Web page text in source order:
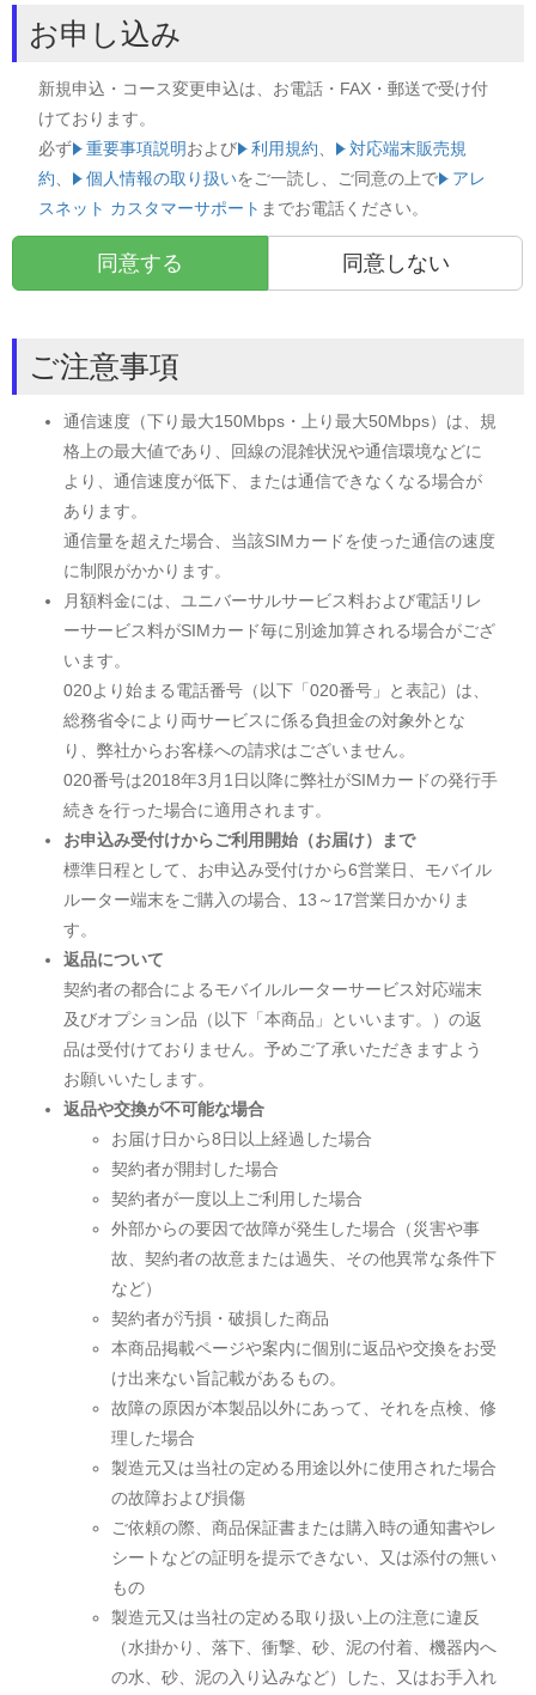
お申し込み
新規申込・コース変更申込は、お電話・FAX・郵送で受け付
けております。
必ず
重要事項説明および 利用規約
対応端末販売規
約
個人情報の取り扱いをご一読し、ご同意の上で
アレ
スネット カスタマーサポート までお電話ください。
同意する 同意しない
ご注意事項
通信速度（下り最大150Mbps・上り最大50Mbps）は、規
格上の最大値であり、回線の混雑状況や通信環境などに
より、通信速度が低下、または通信できなくなる場合が
あります。
通信量を超えた場合、当該SIMカードを使った通信の速度
に制限がかかります。
月額料金には、ユニバーサルサービス料および電話リレ
ーサービス料がSIMカード毎に別途加算される場合がござ
います。
020より始まる電話番号（以下「020番号」と表記）は、
総務省令により両サービスに係る負担金の対象外とな
り、弊社からお客様への請求はございません。
020番号は2018年3月1日以降に弊社がSIMカードの発行手
続きを行った場合に適用されます。
お申込み受付けからご利用開始（お届け）まで
標準日程として、お申込み受付けから6営業日、モバイル
ルーター端末をご購入の場合、13～17営業日かかりま
す。
返品について
契約者の都合によるモバイルルーターサービス対応端末
及びオプション品（以下「本商品」といいます。）の返
品は受付けておりません。予めご了承いただきますよう
お願いいたします。
返品や交換が不可能な場合
お届け日から8日以上経過した場合
契約者が開封した場合
契約者が一度以上ご利用した場合
外部からの要因で故障が発生した場合（災害や事
故、契約者の故意または過失、その他異常な条件下
など）
契約者が汚損・破損した商品
本商品掲載ページや案内に個別に返品や交換をお受
け出来ない旨記載があるもの。
故障の原因が本製品以外にあって、それを点検、修
理した場合
製造元又は当社の定める用途以外に使用された場合
の故障および損傷
ご依頼の際、商品保証書または購入時の通知書やレ
シートなどの証明を提示できない、又は添付の無い
もの
製造元又は当社の定める取り扱い上の注意に違反
（水掛かり、落下、衝撃、砂、泥の付着、機器内へ
の水、砂、泥の入り込みなど）した、又はお手入れ